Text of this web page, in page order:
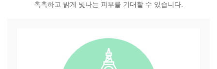
촉촉하고 밝게 빛나는 피부를 기대할 수 있습니다.